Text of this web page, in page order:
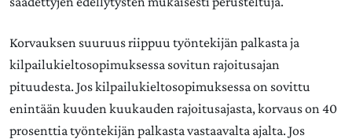
Korvauksen suuruus riippuu työntekijän palkasta ja
kilpailukieltosopimuksessa sovitun rajoitusajan
pituudesta. Jos kilpailukieltosopimuksessa on sovittu
enintään kuuden kuukauden rajoitusajasta, korvaus on 40
prosenttia työntekijän palkasta vastaavalta ajalta. Jos